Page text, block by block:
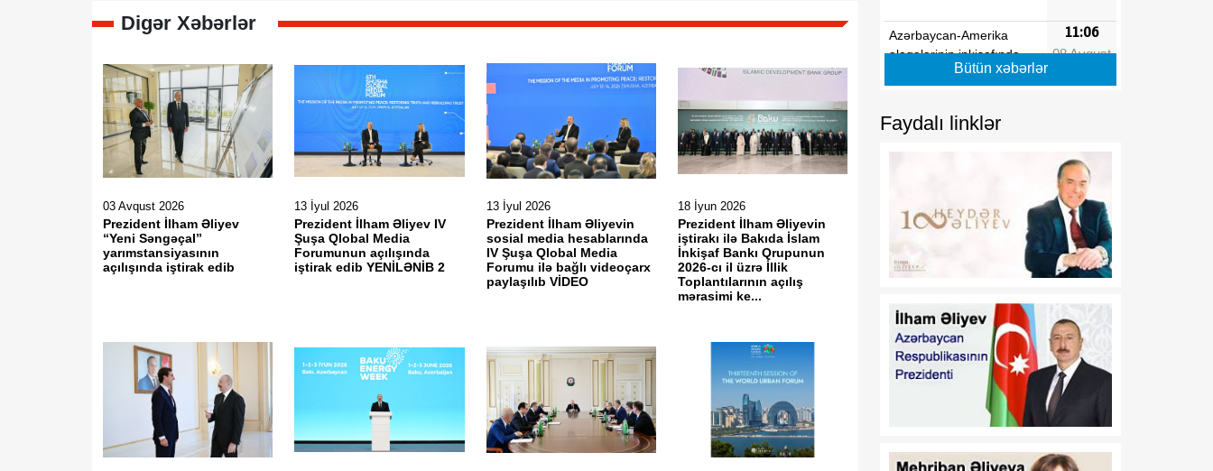
Digər Xəbərlər
03 Avqust 2026
Prezident İlham Əliyev
“Yeni Səngəçal”
yarımstansiyasının
açılışında iştirak edib
13 İyul 2026
Prezident İlham Əliyev IV
Şuşa Qlobal Media
Forumunun açılışında
iştirak edib YENİLƏNİB 2
13 İyul 2026
Prezident İlham Əliyevin
sosial media hesablarında
IV Şuşa Qlobal Media
Forumu ilə bağlı videoçarx
paylaşılıb VİDEO
18 İyun 2026
Prezident İlham Əliyevin
iştirakı ilə Bakıda İslam
İnkişaf Bankı Qrupunun
2026-cı il üzrə İllik
Toplantılarının açılış
mərasimi ke...
Azərbaycan-Amerika
əlaqələrinin inkişafında
yeni mərhələ
11:06
08 Avqust
Azərbaycan-ABŞ
münasibətlərində uğurlu
səhifə açılıb
08:30
08 Avqust
yaddaşdan yeni geosiyasi
gücə doğru
08:20
08 Avqust
Vaşinqton Zirvəsindən bir
il sonra: Cənubi Qafqazın
yeni geosiyasi nizamı və
Azərbaycanın strateji
08:10
08 Avqust
davranış modeli: müdafiə
08 Avqust
Bütün xəbərlər
Faydalı linklər